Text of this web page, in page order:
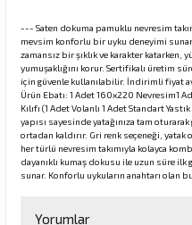
--- Saten dokuma pamuklu nevresim
mevsim konforlu bir uyku deneyimi
zamansız bir şıklık ve karakter katarken,
yumuşaklığını korur. Sertifikalı üretim
için güvenle kullanılabilir. İndirimli fiyat
Ürün Ebatı: 1 Adet 160x220 Nevresim1
Kılıfı (1 Adet Volanlı 1 Adet Standart
yapısı sayesinde yatağınıza tam
ortadan kaldırır. Gri renk seçeneği, yatak
her türlü nevresim takımıyla kolayca
dayanıklı kumaş dokusu ile uzun süre
sunar. Konforlu uykuların anahtarı olan
Yorumlar